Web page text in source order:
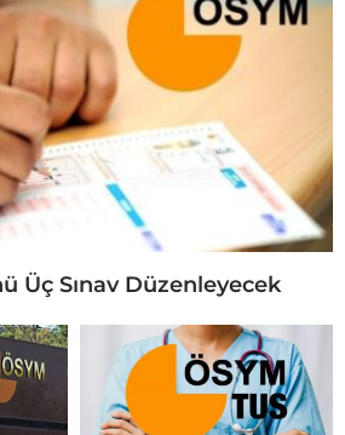
Üç Sınav Düzenleyecek